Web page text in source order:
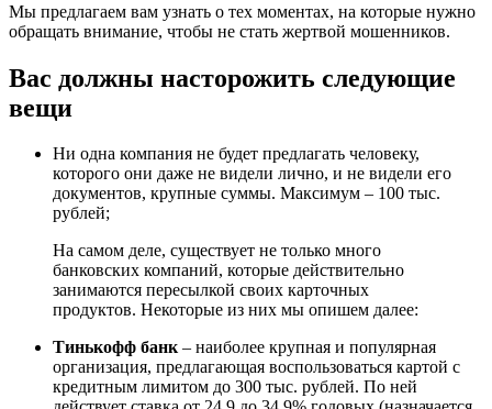
Мы предлагаем вам узнать о тех моментах, на которые нужно
обращать внимание, чтобы не стать жертвой мошенников.
Вас должны насторожить следующие
вещи
Ни одна компания не будет предлагать человеку,
которого они даже не видели лично, и не видели его
документов, крупные суммы. Максимум – 100 тыс.
рублей;
На самом деле, существует не только много
банковских компаний, которые действительно
занимаются пересылкой своих карточных
продуктов. Некоторые из них мы опишем далее:
Тинькофф банк– наиболее крупная и популярная
организация, предлагающая воспользоваться картой с
кредитным лимитом до 300 тыс. рублей. По ней